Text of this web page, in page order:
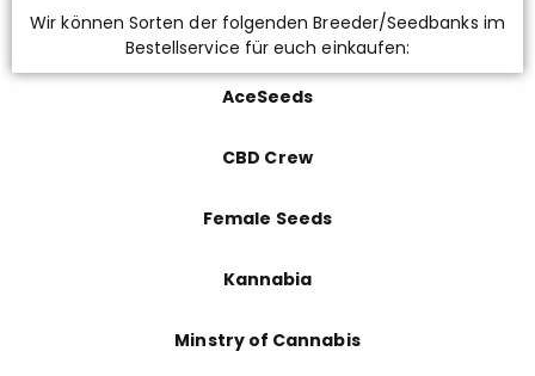
Wir können Sorten der folgenden Breeder/Seedbanks im
Bestellservice für euch einkaufen:
AceSeeds
CBD Crew
Female Seeds
Kannabia
Minstry of Cannabis